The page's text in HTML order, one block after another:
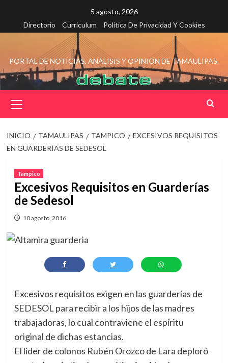
contenido
5 agosto, 2026
Directorio
Curriculum Política De Privacidad Y Cookies
PORTAL DE NOTICIAS, ANÁLISIS Y OPINIÓN DE TAMAULIPAS.
principal
INICIO TAMAULIPAS TAMPICO
EXCESIVOS REQUISITOS
EN GUARDERÍAS DE SEDESOL
Tampico
Excesivos Requisitos en Guarderías
de Sedesol
10 agosto, 2016
Excesivos requisitos exigen en las guarderías de
SEDESOL para recibir a los hijos de las madres
trabajadoras, lo cual contraviene el espíritu
original de dichas estancias.
El líder de colonos Rubén Orozco de Lara deploró